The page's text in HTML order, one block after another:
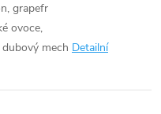
grapefr
ovoce,
mech Detailní